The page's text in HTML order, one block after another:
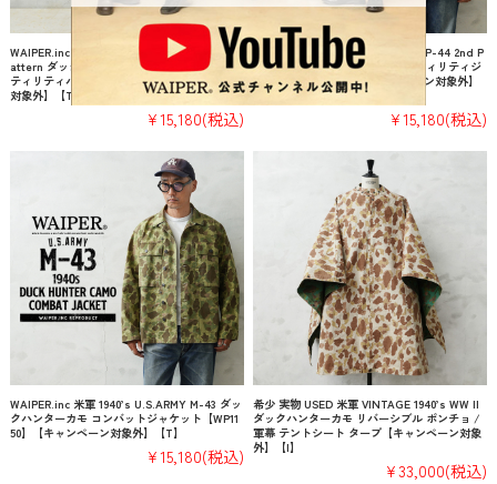
WAIPER.inc 米軍 1940’s U.S.M.C. P-44 2nd P
attern ダックハンターカモ リバーシブル ユー
ティリティパンツ【WP1144】【キャンペーン
対象外】【T】
¥15,180(税込)
WAIPER.inc 米軍 1940’s U.S.M.C. P-44 2nd P
attern ダックハンターカモ ユーティリティジ
ャケット【WP1143】【キャンペーン対象外】
【T】
¥15,180(税込)
WAIPER.inc 米軍 1940’s U.S.ARMY M-43 ダッ
クハンターカモ コンバットジャケット【WP11
50】【キャンペーン対象外】【T】
¥15,180(税込)
希少 実物 USED 米軍 VINTAGE 1940’s WW II
ダックハンターカモ リバーシブル ポンチョ /
軍幕 テントシート タープ【キャンペーン対象
外】【I】
¥33,000(税込)